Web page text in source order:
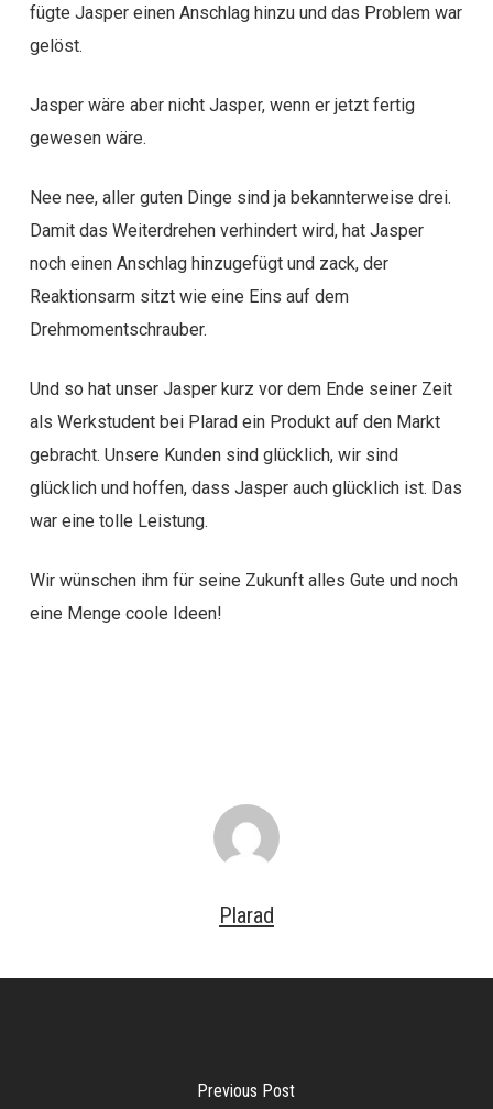
fügte Jasper einen Anschlag hinzu und das Problem war
gelöst.
Jasper wäre aber nicht Jasper, wenn er jetzt fertig
gewesen wäre.
Nee nee, aller guten Dinge sind ja bekannterweise drei.
Damit das Weiterdrehen verhindert wird, hat Jasper
noch einen Anschlag hinzugefügt und zack, der
Reaktionsarm sitzt wie eine Eins auf dem
Drehmomentschrauber.
Und so hat unser Jasper kurz vor dem Ende seiner Zeit
als Werkstudent bei Plarad ein Produkt auf den Markt
gebracht. Unsere Kunden sind glücklich, wir sind
glücklich und hoffen, dass Jasper auch glücklich ist. Das
war eine tolle Leistung.
Wir wünschen ihm für seine Zukunft alles Gute und noch
eine Menge coole Ideen!
Plarad
Previous Post